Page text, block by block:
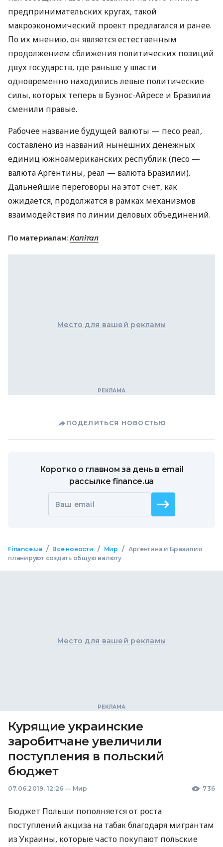
предпринимательских кругах, такой
макроэкономический проект предлагался и ранее.
По их мнению, он является естественным
продолжением сближения политических позиций
двух государств, где раньше у власти
одновременно находились левые политические
силы, которых теперь в Буэнос-Айресе и Бразилиа
сменили правые.
Рабочее название будущей валюты — песо реал,
составлено из названий нынешних денежных
единиц южноамериканских республик (песо —
валюта Аргентины, реал — валюта Бразилии).
Дальнейшие переговоры на этот счет, как
ожидается, продолжатся в рамках механизмов
взаимодействия по линии деловых объединений.
По материалам: Капітал
Место для вашей рекламы
ПОДЕЛИТЬСЯ НОВОСТЬЮ
Коротко о главном за день в email
рассылке finance.ua
Ваш email
Finance.ua / Все новости / Мир / Аргентина и Бразилия
планируют создать общую валюту
Место для вашей рекламы
Курящие украинские
заробитчане увеличили
поступления в польский
бюджет
07.06.2019, 12:26 — Мир 736
Бюджет Польши пополняется от роста
поступлений акциза на табак благодаря мигрантам
из Украины, которые часто покупают польские